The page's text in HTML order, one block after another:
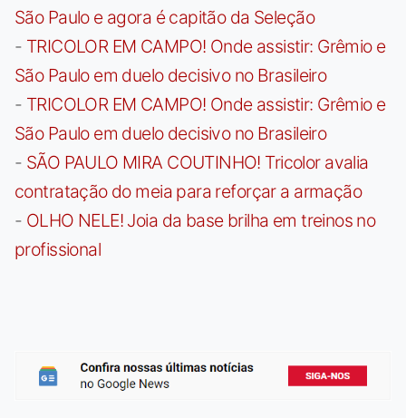
São Paulo e agora é capitão da Seleção
- TRICOLOR EM CAMPO! Onde assistir: Grêmio e
São Paulo em duelo decisivo no Brasileiro
- TRICOLOR EM CAMPO! Onde assistir: Grêmio e
São Paulo em duelo decisivo no Brasileiro
- SÃO PAULO MIRA COUTINHO! Tricolor avalia
contratação do meia para reforçar a armação
- OLHO NELE! Joia da base brilha em treinos no
profissional